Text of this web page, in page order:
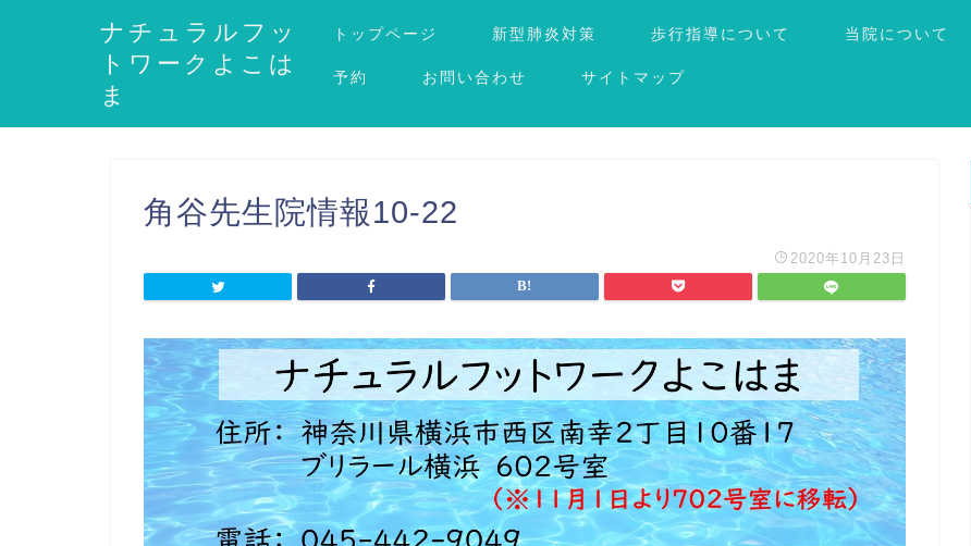
ナチュラルフッ
トワークよこは
ま
トップページ 新型肺炎対策 歩行指導について 当院について
予約 お問い合わせ サイトマップ
角谷先生院情報10-22
2020年10月23日